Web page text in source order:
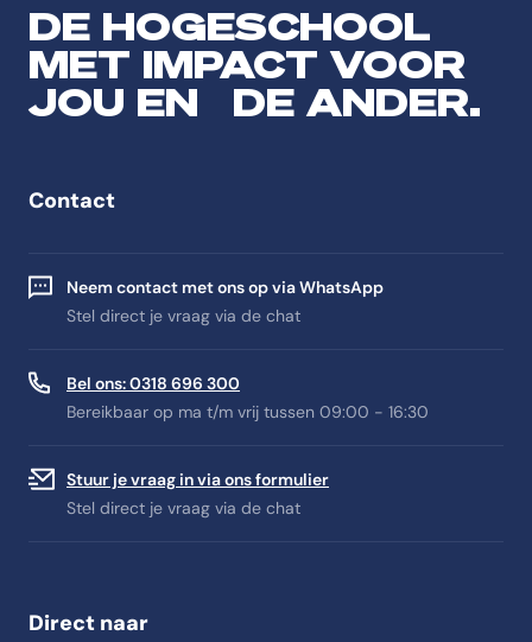
DE HOGESCHOOL
MET IMPACT VOOR
JOU EN DE ANDER.
Contact
Neem contact met ons op via WhatsApp
Stel direct je vraag via de chat
Bel ons: 0318 696 300
Bereikbaar op ma t/m vrij tussen 09:00 - 16:30
Stuur je vraag in via ons formulier
Stel direct je vraag via de chat
Direct naar